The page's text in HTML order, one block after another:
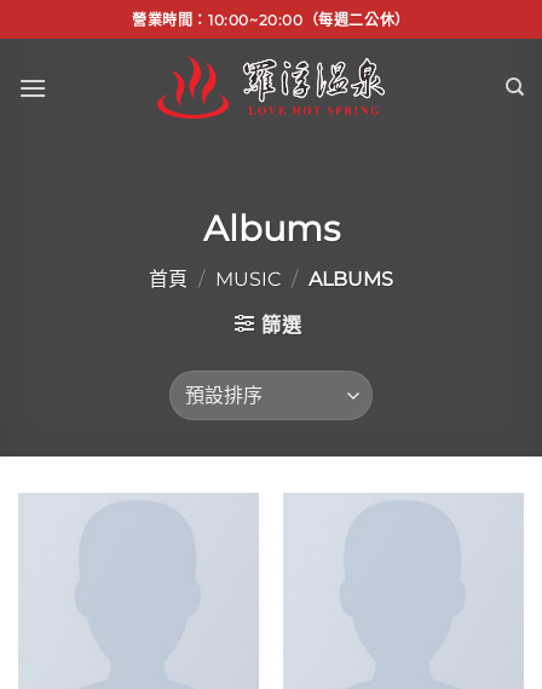
to
content
營業時間：10:00~20:00（每週二公休）
Albums
首頁 / MUSIC / ALBUMS
篩選